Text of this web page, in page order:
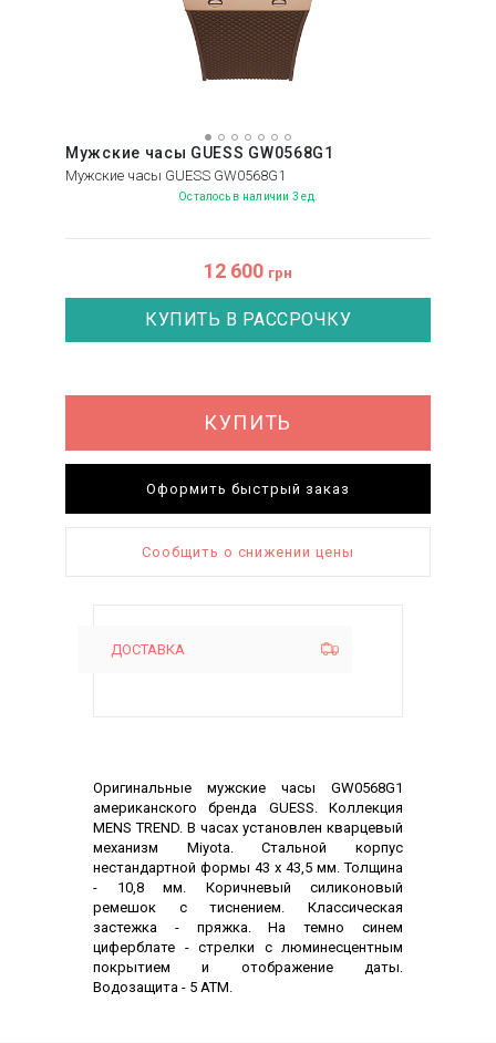
Мужские часы GUESS GW0568G1
Мужские часы GUESS GW0568G1
Осталось в наличии 3 ед.
12 600 грн
КУПИТЬ В РАССРОЧКУ
КУПИТЬ
Оформить быстрый заказ
Сообщить о снижении цены
ДОСТАВКА
Описание
Оригинальные мужские часы GW0568G1
американского бренда GUESS. Коллекция
MENS TREND. В часах установлен кварцевый
механизм Miyota. Стальной корпус
нестандартной формы 43 х 43,5 мм. Толщина
- 10,8 мм. Коричневый силиконовый
ремешок с тиснением. Классическая
застежка - пряжка. На темно синем
циферблате - стрелки с люминесцентным
покрытием и отображение даты.
Водозащита - 5 АТМ.